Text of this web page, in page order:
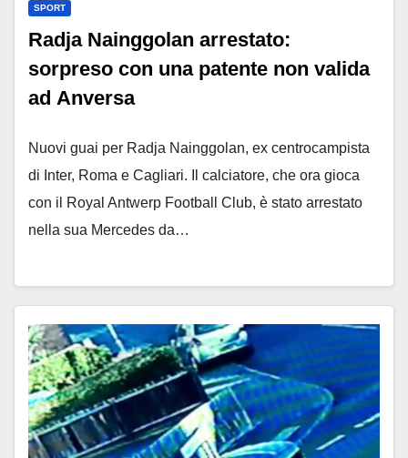
SPORT
Radja Nainggolan arrestato:
sorpreso con una patente non valida
ad Anversa
Nuovi guai per Radja Nainggolan, ex centrocampista
di Inter, Roma e Cagliari. Il calciatore, che ora gioca
con il Royal Antwerp Football Club, è stato arrestato
nella sua Mercedes da…